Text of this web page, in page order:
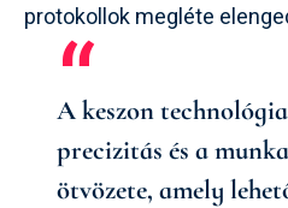
protokollok megléte
A keszon
precizitás és a
ötvözete, amely